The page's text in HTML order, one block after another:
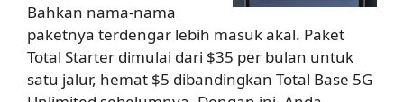
Bahkan nama-nama
paketnya terdengar lebih masuk akal. Paket
Total Starter dimulai dari $35 per bulan untuk
satu jalur, hemat $5 dibandingkan Total Base 5G